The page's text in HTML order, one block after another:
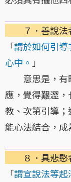
７．善說法
「謂於如何引
心中。 」
意思是，有
應，覺得艱澀
教、次第引導
能心法結合，成
８．具悲愍
「謂宣說法等